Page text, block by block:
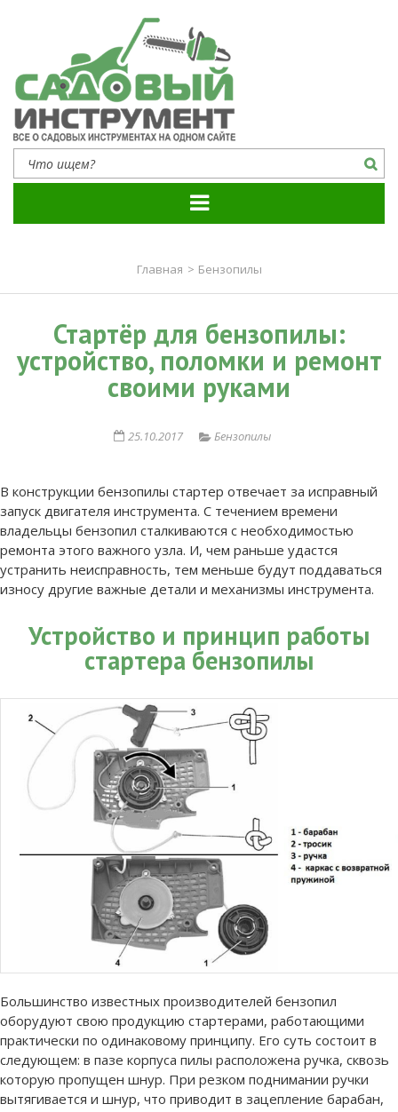
Садовый инструмент
Все о садовых инструментах на одном сайте
Главная > Бензопилы
Стартёр для бензопилы:
устройство, поломки и ремонт
своими руками
25.10.2017 Бензопилы
В конструкции бензопилы стартер отвечает за исправный
запуск двигателя инструмента. С течением времени
владельцы бензопил сталкиваются с необходимостью
ремонта этого важного узла. И, чем раньше удастся
устранить неисправность, тем меньше будут поддаваться
износу другие важные детали и механизмы инструмента.
Устройство и принцип работы
стартера бензопилы
Большинство известных производителей бензопил
оборудуют свою продукцию стартерами, работающими
практически по одинаковому принципу. Его суть состоит в
следующем: в пазе корпуса пилы расположена ручка, сквозь
которую пропущен шнур. При резком поднимании ручки
вытягивается и шнур, что приводит в зацепление барабан,